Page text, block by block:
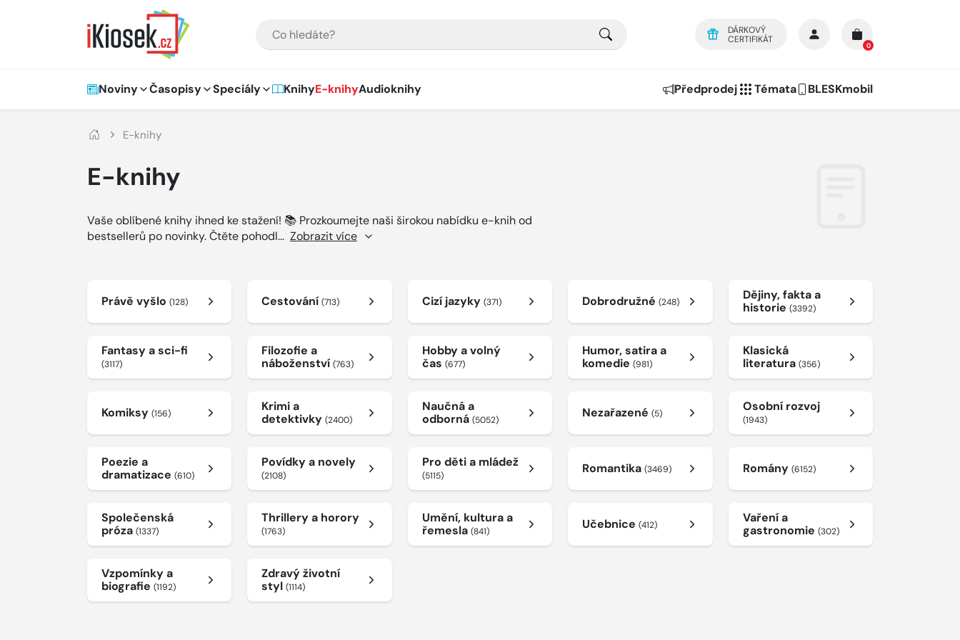
DÁRKOVÝ
CERTIFIKÁT
0
Hlavní navigace
Noviny Časopisy Speciály KnihyE-knihyAudioknihy Předprodej Témata BLESKmobil
E-knihy
E-knihy
Vaše oblíbené knihy ihned ke stažení! 📚 Prozkoumejte naši širokou nabídku e-knih od
bestsellerů po novinky. Čtěte pohodl... Zobrazit více
Právě vyšlo (128) Cestování(713) Cizí jazyky (371) Dobrodružné(248)
Dějiny, fakta a
historie (3392)
Fantasy a sci-fi
(3117)
Filozofie a
náboženství(763)
Hobby a volný
čas (677)
Humor, satira a
komedie(981)
Klasická
literatura (356)
Komiksy (156)
Krimi a
detektivky(2400)
Naučná a
odborná (5052) Nezařazené(5) Osobní rozvoj
(1943)
Poezie a
dramatizace (610)
Povídky a novely
(2108)
Pro děti a mládež
(5115) Romantika(3469) Romány (6152)
Společenská
próza (1337)
Thrillery a horory
(1763)
Umění, kultura a
řemesla (841) Učebnice(412)
Vaření a
gastronomie (302)
Vzpomínky a
biografie (1192)
Zdravý životní
styl(1114)